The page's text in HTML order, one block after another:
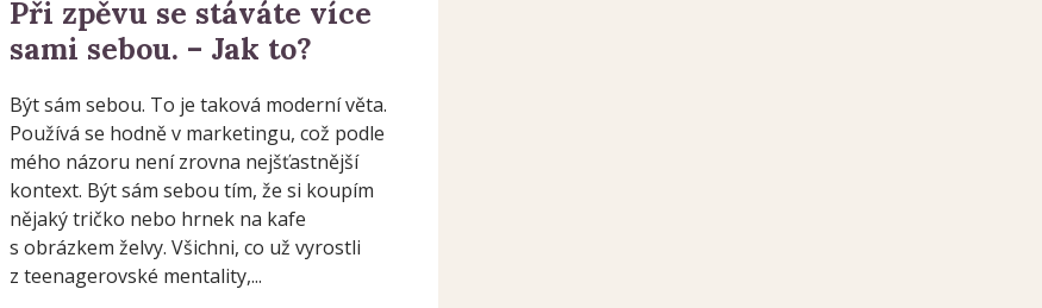
Při zpěvu se stáváte více
sami sebou. – Jak to?
Být sám sebou. To je taková moderní věta.
Používá se hodně v marketingu, což podle
mého názoru není zrovna nejšťastnější
kontext. Být sám sebou tím, že si koupím
nějaký tričko nebo hrnek na kafe
s obrázkem želvy. Všichni, co už vyrostli
z teenagerovské mentality,...